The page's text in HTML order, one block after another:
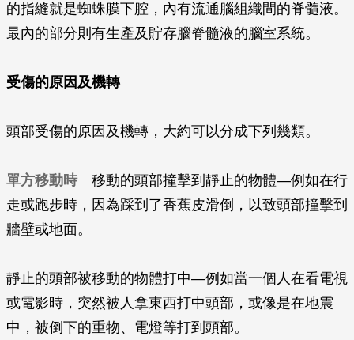
的指縫就是蜘蛛膜下腔，內有流通腦組織間的脊髓液。
最內的部分則有生產及貯存腦脊髓液的腦室系統。
受傷的原因及機轉
頭部受傷的原因及機轉，大約可以分成下列幾類。
單方移動時移動的頭部撞擊到靜止的物體—例如在行
走或跑步時，因為踩到了香蕉皮滑倒，以致頭部撞擊到
牆壁或地面。
靜止的頭部被移動的物體打中—例如當一個人在看電視
或電影時，突然被人拿東西打中頭部，或像是在地震
中，被倒下的重物、電燈等打到頭部。